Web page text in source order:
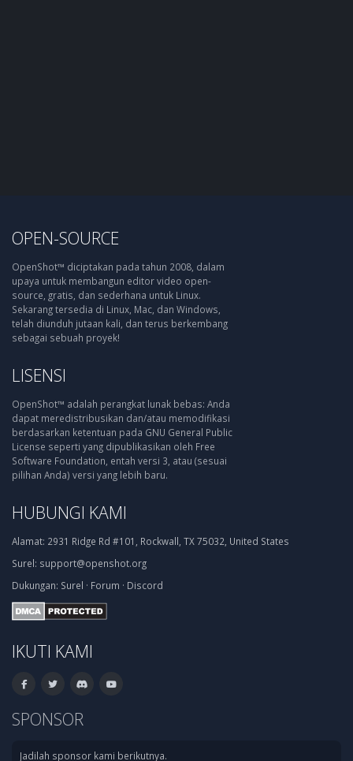
OPEN-SOURCE
OpenShot™ diciptakan pada tahun 2008, dalam
upaya untuk membangun editor video open-
source, gratis, dan sederhana untuk Linux.
Sekarang tersedia di Linux, Mac, dan Windows,
telah diunduh jutaan kali, dan terus berkembang
sebagai sebuah proyek!
LISENSI
OpenShot™ adalah perangkat lunak bebas: Anda
dapat meredistribusikan dan/atau memodifikasi
berdasarkan ketentuan pada GNU General Public
License seperti yang dipublikasikan oleh Free
Software Foundation, entah versi 3, atau (sesuai
pilihan Anda) versi yang lebih baru.
HUBUNGI KAMI
Alamat: 2931 Ridge Rd #101, Rockwall, TX 75032, United States
Surel: support@openshot.org
Dukungan: Surel · Forum · Discord
IKUTI KAMI
SPONSOR
Jadilah sponsor kami berikutnya.